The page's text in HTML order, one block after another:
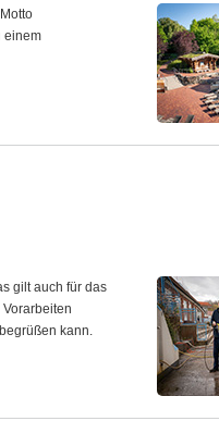
einem
gilt auch für das
kann.